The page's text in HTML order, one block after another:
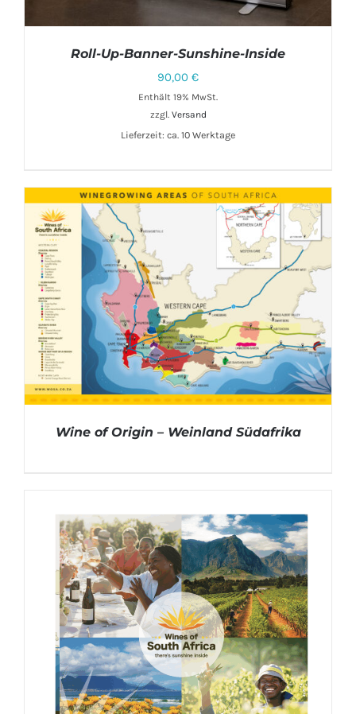
IN DEN WARENKORB DETAILS
Roll-Up-Banner-Sunshine-Inside
90,00 €
Enthält 19% MwSt.
zzgl. Versand
Lieferzeit: ca. 10 Werktage
DETAILS
Wine of Origin – Weinland Südafrika